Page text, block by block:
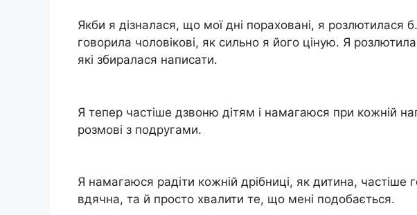
Якби я дізналася, що мої дні пораховані, я
говорила чоловікові, як сильно я його ціную. Я
які збиралася написати.
Я тепер частіше дзвоню дітям і намагаюся при кожній
розмові з подругами.
Я намагаюся радіти кожній дрібниці, як дитина, частіше
вдячна, та й просто хвалити те, що мені подобається.